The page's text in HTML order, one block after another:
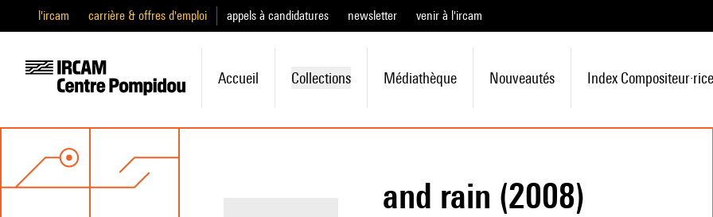
l'ircam carrière & offres d'emploi appels à candidatures newsletter venir à l'ircam
Accueil Collections Médiathèque Nouveautés Index Compositeur·rice
and rain (2008)